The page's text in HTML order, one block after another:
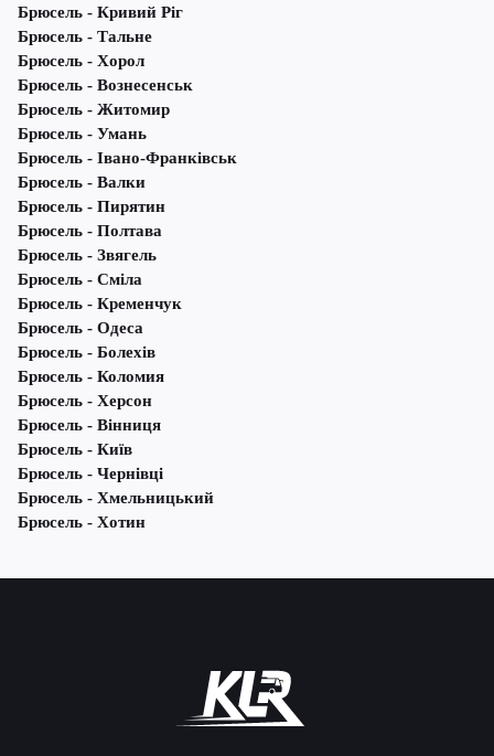
Брюсель - Кривий Ріг
Брюсель - Тальне
Брюсель - Хорол
Брюсель - Вознесенськ
Брюсель - Житомир
Брюсель - Умань
Брюсель - Івано-Франківськ
Брюсель - Валки
Брюсель - Пирятин
Брюсель - Полтава
Брюсель - Звягель
Брюсель - Сміла
Брюсель - Кременчук
Брюсель - Одеса
Брюсель - Болехів
Брюсель - Коломия
Брюсель - Херсон
Брюсель - Вінниця
Брюсель - Київ
Брюсель - Чернівці
Брюсель - Хмельницький
Брюсель - Хотин